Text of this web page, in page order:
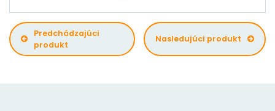
Predchádzajúci
produkt
Nasledujúci produkt